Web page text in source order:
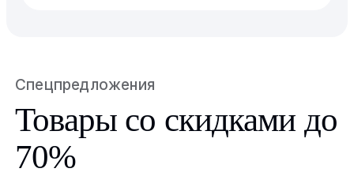
Спецпредложения
Товары со скидками до
70%